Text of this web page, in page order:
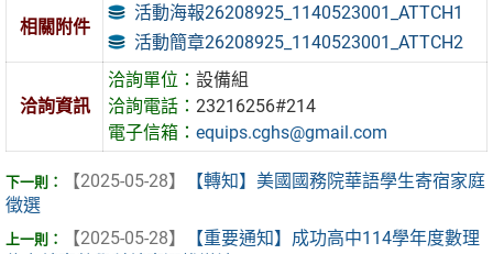
相關附件
活動海報26208925_1140523001_ATTCH1
活動簡章26208925_1140523001_ATTCH2
洽詢資訊
洽詢單位：設備組
洽詢電話：23216256#214
電子信箱：equips.cghs@gmail.com
【2025-05-28】
【轉知】美國國務院華語學生寄宿家庭
徵選
【2025-05-28】
【重要通知】成功高中114學年度數理